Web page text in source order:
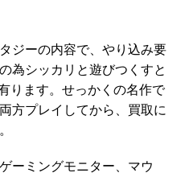
ジーの内容で、やり込み要
為シッカリと遊びつくすと
ります。せっかくの名作で
方プレイしてから、買取に
ーミングモニター、マウ